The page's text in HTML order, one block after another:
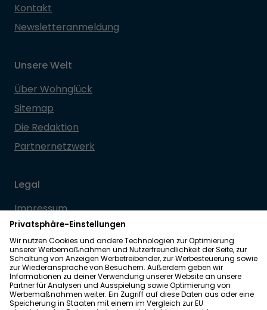
Kontakt
Newsletteranmeldung
Unsere Welt
Über Wohnglück
Sitemap
Die Redaktion
Partnernetzwerk
Legal
Impressum
Datenschutz
Allgemeine Geschäftsbedingungen
Barrierefreiheit